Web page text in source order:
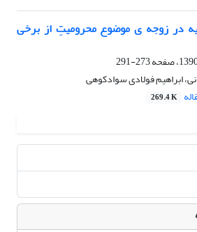
در زوجه ی موضوع محرومیتِ از برخی
273-291
ابراهیم فولادی سوادکوهی
269.4 K